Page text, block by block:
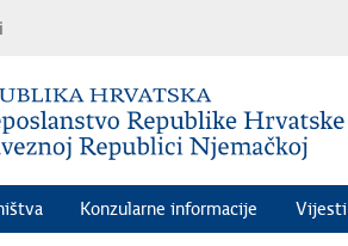
Konzularne informacije Vijesti